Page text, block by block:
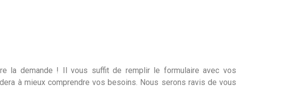
la demande ! Il vous suffit de remplir le formulaire avec vos
à mieux comprendre vos besoins. Nous serons ravis de vous